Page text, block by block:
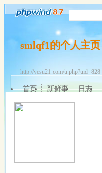
smlqf1的个人主页
http://yesu21.com/u.php?uid=828
首页 新鲜事 日志